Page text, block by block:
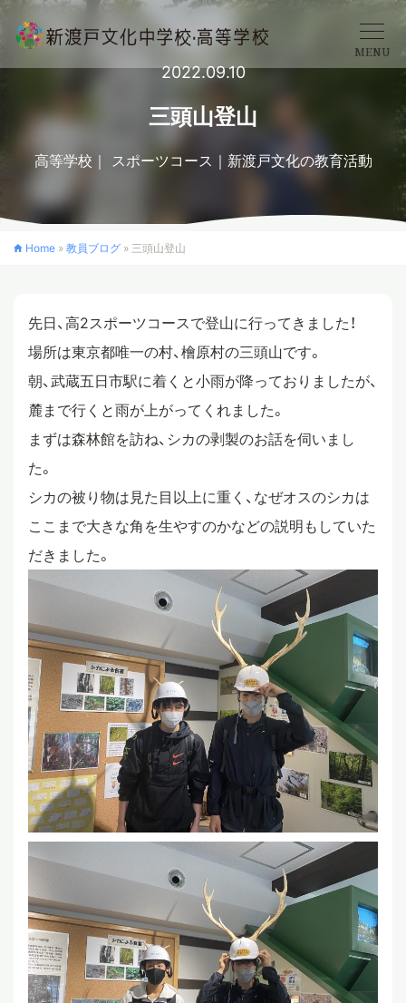
中学校
高等学校
クロスカリキュラム
スタディツアー
ニュース
教員ブログ
在校生・保護者・卒業生の方へ
MENU
2022.09.10
三頭山登山
高等学校 スポーツコース 新渡戸文化の教育活動
Home » 教員ブログ » 三頭山登山
先日、高2スポーツコースで登山に行ってきました！
場所は東京都唯一の村、檜原村の三頭山です。
朝、武蔵五日市駅に着くと小雨が降っておりましたが、
麓まで行くと雨が上がってくれました。
まずは森林館を訪ね、シカの剥製のお話を伺いまし
た。
シカの被り物は見た目以上に重く、なぜオスのシカは
ここまで大きな角を生やすのかなどの説明もしていた
だきました。